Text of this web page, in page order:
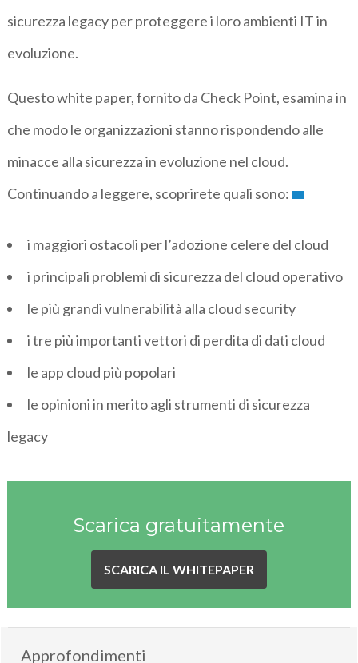
sicurezza legacy per proteggere i loro ambienti IT in
evoluzione.
Questo white paper, fornito da Check Point, esamina in
che modo le organizzazioni stanno rispondendo alle
minacce alla sicurezza in evoluzione nel cloud.
Continuando a leggere, scoprirete quali sono:
i maggiori ostacoli per l’adozione celere del cloud
i principali problemi di sicurezza del cloud operativo
le più grandi vulnerabilità alla cloud security
i tre più importanti vettori di perdita di dati cloud
le app cloud più popolari
le opinioni in merito agli strumenti di sicurezza
legacy
Scarica gratuitamente
SCARICA IL WHITEPAPER
Approfondimenti